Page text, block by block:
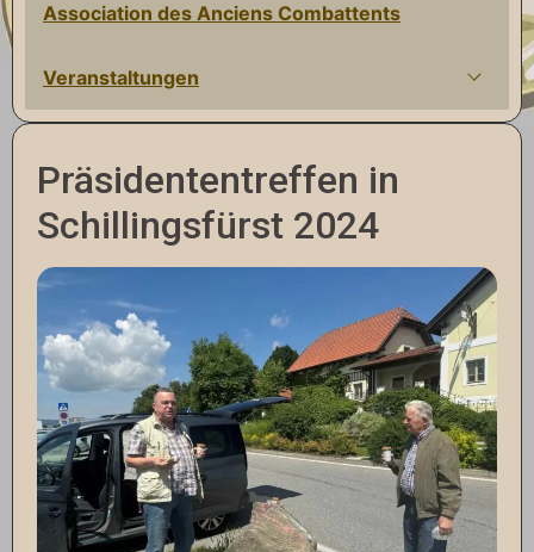
Association des Anciens Combattents
Veranstaltungen
Präsidententreffen in
Schillingsfürst 2024